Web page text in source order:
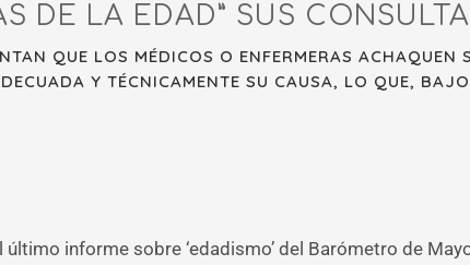
DE LA EDAD” SUS
QUE LOS MÉDICOS O ENFERMERAS
Y TÉCNICAMENTE SU CAUSA, LO QUE,
informe sobre ‘edadismo’ del Barómetro de